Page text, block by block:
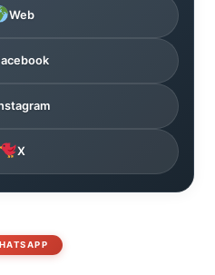
Web
X